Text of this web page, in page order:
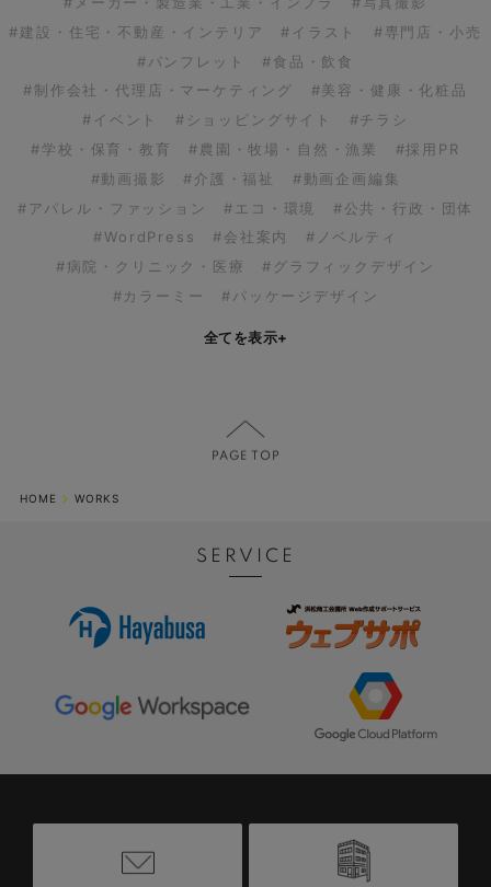
#建設・住宅・不動産・インテリア
#イラスト
#専門店・小売
#パンフレット
#食品・飲食
#制作会社・代理店・マーケティング
#美容・健康・化粧品
#イベント
#ショッピングサイト
#チラシ
#学校・保育・教育
#農園・牧場・自然・漁業
#採用PR
#動画撮影
#介護・福祉
#動画企画編集
#アパレル・ファッション
#エコ・環境
#公共・行政・団体
#WordPress
#会社案内
#ノベルティ
#病院・クリニック・医療
#グラフィックデザイン
#カラーミー
#パッケージデザイン
全てを表示+
HOME WORKS
SERVICE